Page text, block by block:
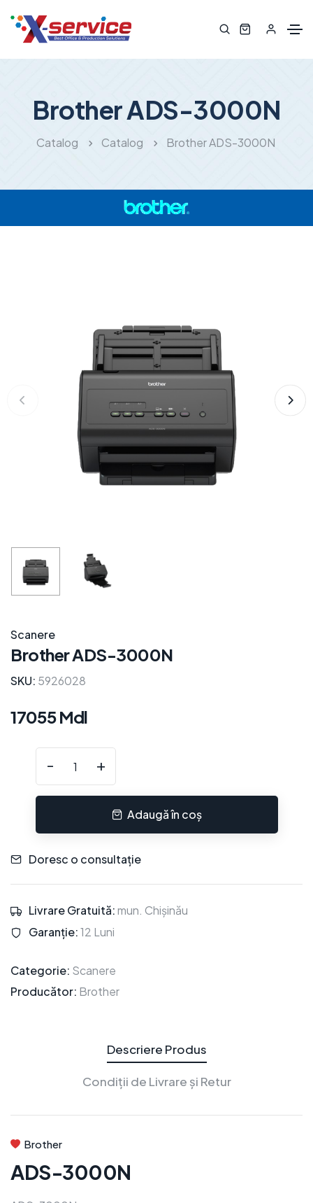
Brother ADS-3000N
Catalog Catalog Brother ADS-3000N
Scanere
Brother ADS-3000N
SKU: 5926028
17055 Mdl
- +
Adaugă în coș
Doresc o consultație
Livrare Gratuită:mun. Chișinău
Garanție:12 Luni
Categorie: Scanere
Producător: Brother
Descriere Produs
Condiții de Livrare și Retur
Brother
ADS-3000N